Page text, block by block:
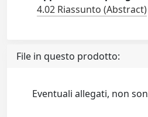
4.02 Riassunto (Abstract)
File in questo prodotto:
Eventuali allegati, non